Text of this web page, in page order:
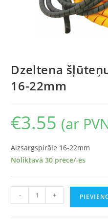
Dzeltena
16-22mm
€3.55 (ar
Aizsargspirāle 16-22mm
Noliktavā 30 prece/-es
- +